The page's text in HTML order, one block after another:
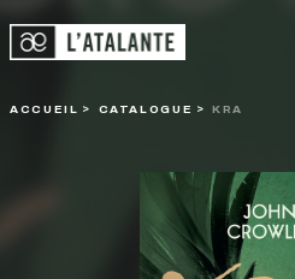
ACCUEIL CATALOGUE KRA